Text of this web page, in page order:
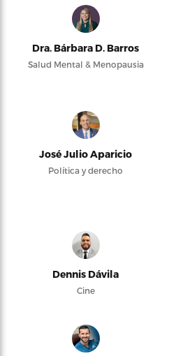
Dra. Bárbara D. Barros
Salud Mental & Menopausia
José Julio Aparicio
Política y derecho
Dennis Dávila
Cine